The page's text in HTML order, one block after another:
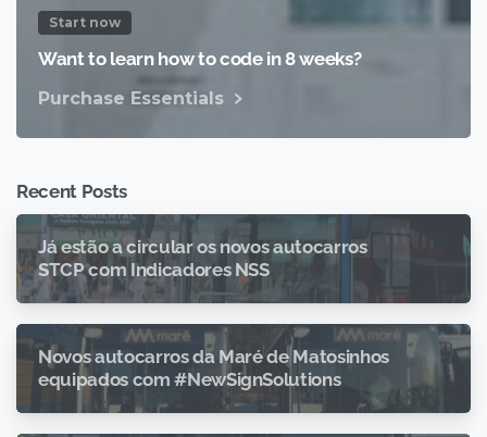
Start now
Want to learn how to code in 8 weeks?
Purchase Essentials
Recent Posts
Já estão a circular os novos autocarros
STCP com Indicadores NSS
Novos autocarros da Maré de Matosinhos
equipados com #NewSignSolutions